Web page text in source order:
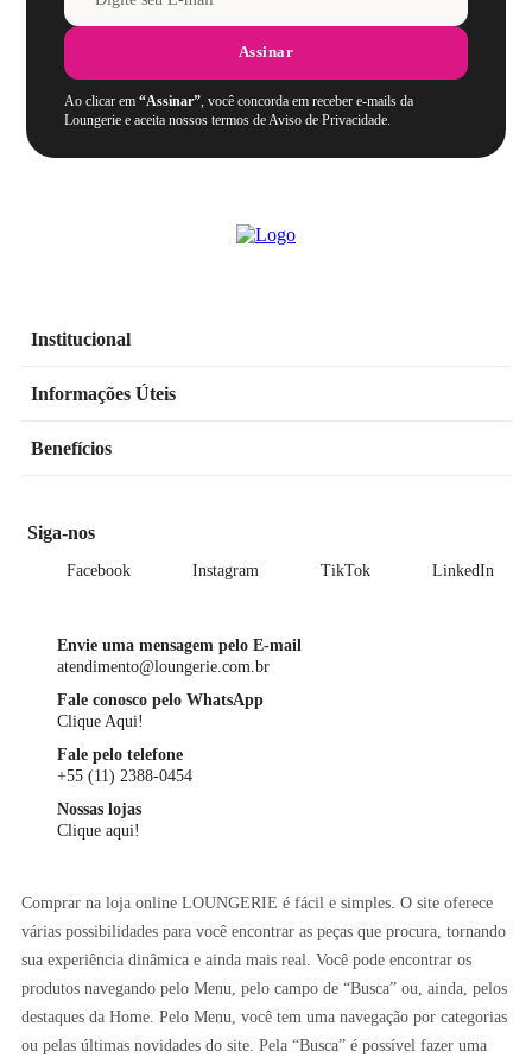
Assinar
Ao clicar em“Assinar”, você concorda em receber e-mails da
Loungerie e aceita nossos termos de Aviso de Privacidade.
Institucional
Informações Úteis
Benefícios
Siga-nos
Facebook Instagram TikTok LinkedIn
Envie uma mensagem pelo E-mail
atendimento@loungerie.com.br
Fale conosco pelo WhatsApp
Clique Aqui!
Fale pelo telefone
+55 (11) 2388-0454
Nossas lojas
Clique aqui!
Comprar na loja online LOUNGERIE é fácil e simples. O site oferece
várias possibilidades para você encontrar as peças que procura, tornando
sua experiência dinâmica e ainda mais real. Você pode encontrar os
produtos navegando pelo Menu, pelo campo de “Busca” ou, ainda, pelos
destaques da Home. Pelo Menu, você tem uma navegação por categorias
ou pelas últimas novidades do site. Pela “Busca” é possível fazer uma